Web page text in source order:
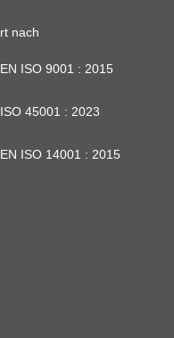
nach
ISO 9001 : 2015
45001 : 2023
ISO 14001 : 2015